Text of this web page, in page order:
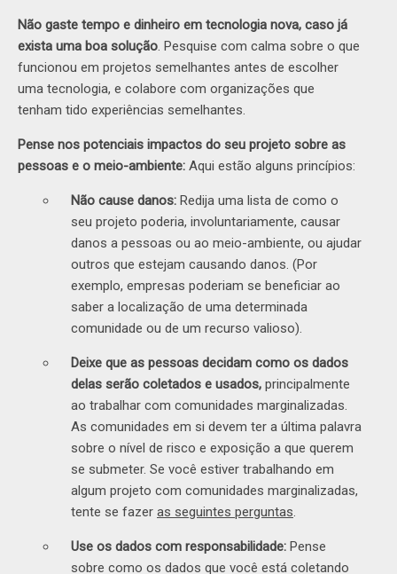
Não gaste tempo e dinheiro em tecnologia nova, caso já
exista uma boa solução. Pesquise com calma sobre o que
funcionou em projetos semelhantes antes de escolher
uma tecnologia, e colabore com organizações que
tenham tido experiências semelhantes.
Pense nos potenciais impactos do seu projeto sobre as
pessoas e o meio-ambiente: Aqui estão alguns princípios:
Não cause danos: Redija uma lista de como o
seu projeto poderia, involuntariamente, causar
danos a pessoas ou ao meio-ambiente, ou ajudar
outros que estejam causando danos. (Por
exemplo, empresas poderiam se beneficiar ao
saber a localização de uma determinada
comunidade ou de um recurso valioso).
Deixe que as pessoas decidam como os dados
delas serão coletados e usados, principalmente
ao trabalhar com comunidades marginalizadas.
As comunidades em si devem ter a última palavra
sobre o nível de risco e exposição a que querem
se submeter. Se você estiver trabalhando em
algum projeto com comunidades marginalizadas,
tente se fazer as seguintes perguntas.
Use os dados com responsabilidade: Pense
sobre como os dados que você está coletando